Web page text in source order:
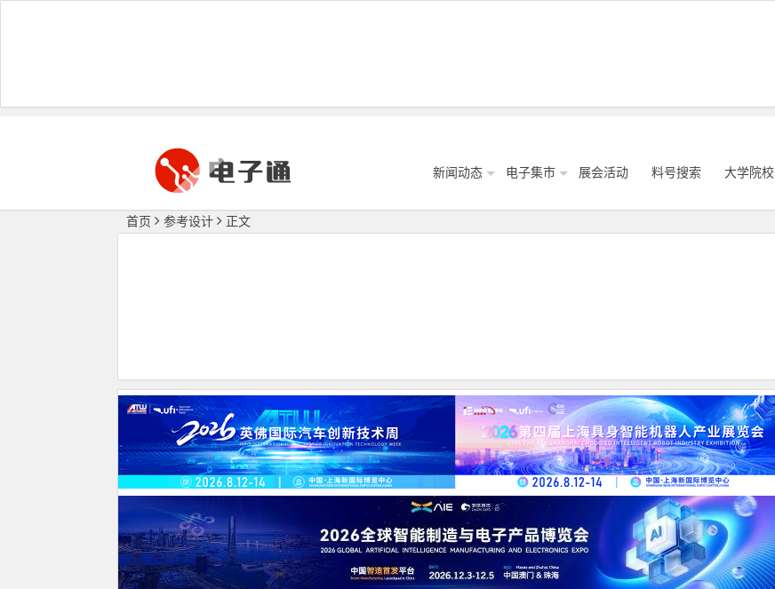
新闻动态 电子集市 展会活动 料号搜索 大学院校
首页 参考设计 正文